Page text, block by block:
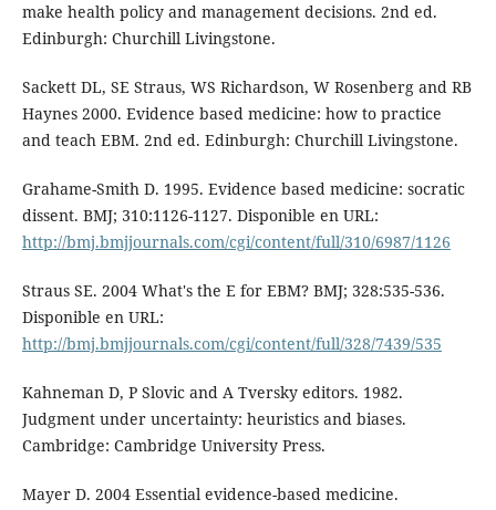
make health policy and management decisions. 2nd ed.
Edinburgh: Churchill Livingstone.
Sackett DL, SE Straus, WS Richardson, W Rosenberg and RB
Haynes 2000. Evidence based medicine: how to practice
and teach EBM. 2nd ed. Edinburgh: Churchill Livingstone.
Grahame-Smith D. 1995. Evidence based medicine: socratic
dissent. BMJ; 310:1126-1127. Disponible en URL:
http://bmj.bmjjournals.com/cgi/content/full/310/6987/1126
Straus SE. 2004 What's the E for EBM? BMJ; 328:535-536.
Disponible en URL:
http://bmj.bmjjournals.com/cgi/content/full/328/7439/535
Kahneman D, P Slovic and A Tversky editors. 1982.
Judgment under uncertainty: heuristics and biases.
Cambridge: Cambridge University Press.
Mayer D. 2004 Essential evidence-based medicine.